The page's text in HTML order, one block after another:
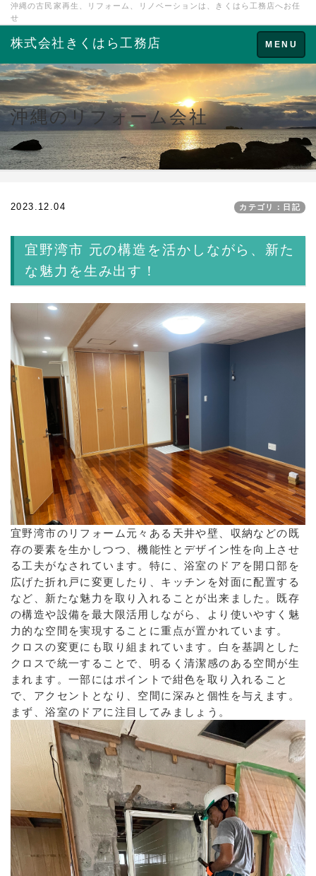
沖縄の古民家再生、リフォーム、リノベーションは、きくはら工務店へお任
せ
Toggle
navigation
MENU
株式会社きくはら工務店
沖縄のリフォーム会社
2023.12.04 カテゴリ：日記
宜野湾市 元の構造を活かしながら、新た
な魅力を生み出す！
宜野湾市のリフォーム元々ある天井や壁、収納などの既
存の要素を生かしつつ、機能性とデザイン性を向上させ
る工夫がなされています。特に、浴室のドアを開口部を
広げた折れ戸に変更したり、キッチンを対面に配置する
など、新たな魅力を取り入れることが出来ました。既存
の構造や設備を最大限活用しながら、より使いやすく魅
力的な空間を実現することに重点が置かれています。
クロスの変更にも取り組まれています。白を基調とした
クロスで統一することで、明るく清潔感のある空間が生
まれます。一部にはポイントで紺色を取り入れること
で、アクセントとなり、空間に深みと個性を与えます。
まず、浴室のドアに注目してみましょう。